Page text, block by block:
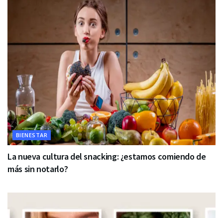
BIENESTAR
La nueva cultura del snacking: ¿estamos comiendo de
más sin notarlo?